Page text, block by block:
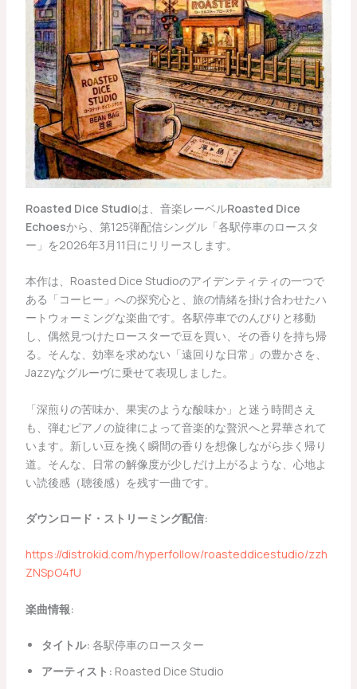
Roasted Dice Studioは、音楽レーベルRoasted Dice
Echoesから、第125弾配信シングル「各駅停車のロースタ
ー」を2026年3月11日にリリースします。
​本作は、Roasted Dice Studioのアイデンティティの一つで
ある「コーヒー」への探究心と、旅の情緒を掛け合わせたハ
ートウォーミングな楽曲です。各駅停車でのんびりと移動
し、偶然見つけたロースターで豆を買い、その香りを持ち帰
る。そんな、効率を求めない「遠回りな日常」の豊かさを、
Jazzyなグルーヴに乗せて表現しました。
​「深煎りの苦味か、果実のような酸味か」と迷う時間さえ
も、弾むピアノの旋律によって音楽的な贅沢へと昇華されて
います。新しい豆を挽く瞬間の香りを想像しながら歩く帰り
道。そんな、日常の解像度が少しだけ上がるような、心地よ
い読後感（聴後感）を残す一曲です。
ダウンロード・ストリーミング配信:
https://distrokid.com/hyperfollow/roasteddicestudio/zzh
ZNSpO4fU
楽曲情報:
タイトル: 各駅停車のロースター
アーティスト: Roasted Dice Studio